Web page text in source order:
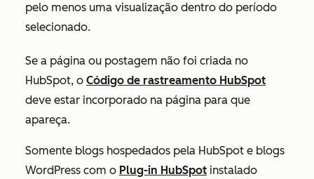
pelo menos uma visualização dentro do período
selecionado.
Se a página ou postagem não foi criada no
HubSpot, o Código de rastreamento HubSpot
deve estar incorporado na página para que
apareça.
Somente blogs hospedados pela HubSpot e blogs
WordPress com o Plug-in HubSpot instalado